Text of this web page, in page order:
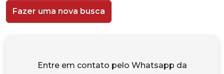
Fazer uma nova busca
Entre em contato pelo Whatsapp da